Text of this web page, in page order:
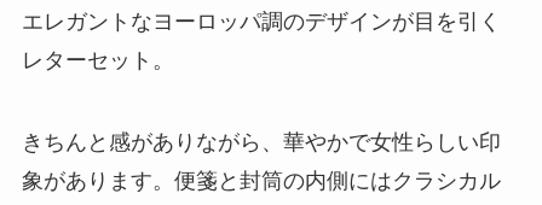
エレガントなヨーロッパ調のデザインが目を引く
レターセット。
きちんと感がありながら、華やかで女性らしい印
象があります。便箋と封筒の内側にはクラシカル